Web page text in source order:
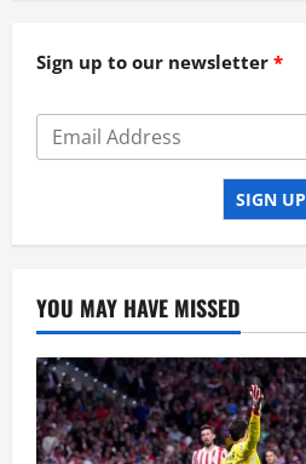
Sign up to our newsletter
SIGN UP
YOU MAY HAVE MISSED